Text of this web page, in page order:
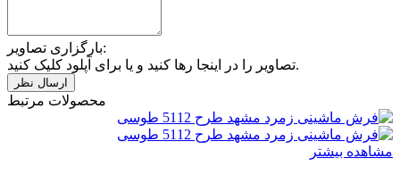
بارگزاری تصاویر:
تصاویر را در اینجا رها کنید و یا برای آپلود کلیک کنید.
محصولات مرتبط
مشاهده بیشتر